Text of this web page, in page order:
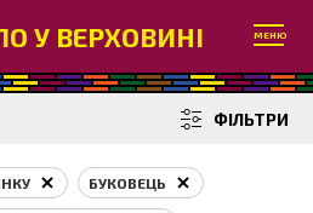
У ВЕРХОВИНІ МЕНЮ
ФІЛЬТРИ
БУКОВЕЦЬ